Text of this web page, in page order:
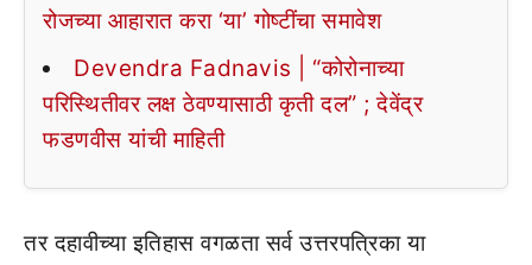
रोजच्या आहारात करा ‘या’ गोष्टींचा समावेश
Devendra Fadnavis | “कोरोनाच्या
परिस्थितीवर लक्ष ठेवण्यासाठी कृती दल” ; देवेंद्र
फडणवीस यांची माहिती
तर दहावीच्या इतिहास वगळता सर्व उत्तरपत्रिका या